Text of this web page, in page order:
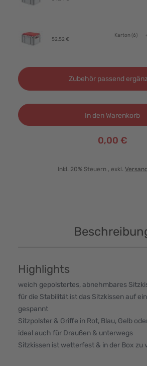
52,52 €
Karton (6)
Zubehör passend
In den Warenkorb
0,00 €
Inkl. 20% Steuern , exkl.
Highlights
weich gepolstertes, abnehmbares
für die Stabilität ist das Sitzkissen auf
gespannt
Sitzpolster & Griffe in Rot, Blau, Gelb
ideal auch für Draußen & unterwegs
Sitzkissen ist wetterfest & in der Box zu